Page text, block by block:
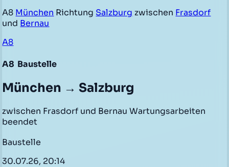
A8 München Richtung Salzburg zwischen Frasdorf
und Bernau
A8
A8 Baustelle
München → Salzburg
zwischen Frasdorf und Bernau Wartungsarbeiten
beendet
Baustelle
30.07.26, 20:14